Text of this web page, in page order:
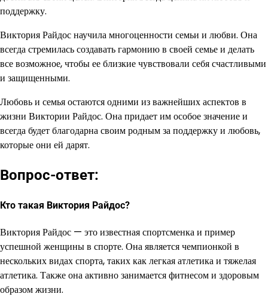
поддержку.
Виктория Райдос научила многоценности семьи и любви. Она
всегда стремилась создавать гармонию в своей семье и делать
все возможное, чтобы ее близкие чувствовали себя счастливыми
и защищенными.
Любовь и семья остаются одними из важнейших аспектов в
жизни Виктории Райдос. Она придает им особое значение и
всегда будет благодарна своим родным за поддержку и любовь,
которые они ей дарят.
Вопрос-ответ:
Кто такая Виктория Райдос?
Виктория Райдос — это известная спортсменка и пример
успешной женщины в спорте. Она является чемпионкой в
нескольких видах спорта, таких как легкая атлетика и тяжелая
атлетика. Также она активно занимается фитнесом и здоровым
образом жизни.